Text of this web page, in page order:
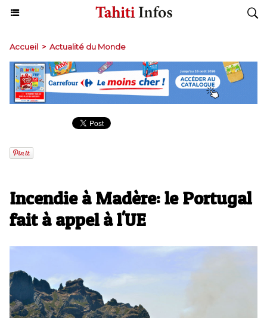
Accueil > Actualité du Monde
Incendie à Madère: le Portugal
fait à appel à l'UE